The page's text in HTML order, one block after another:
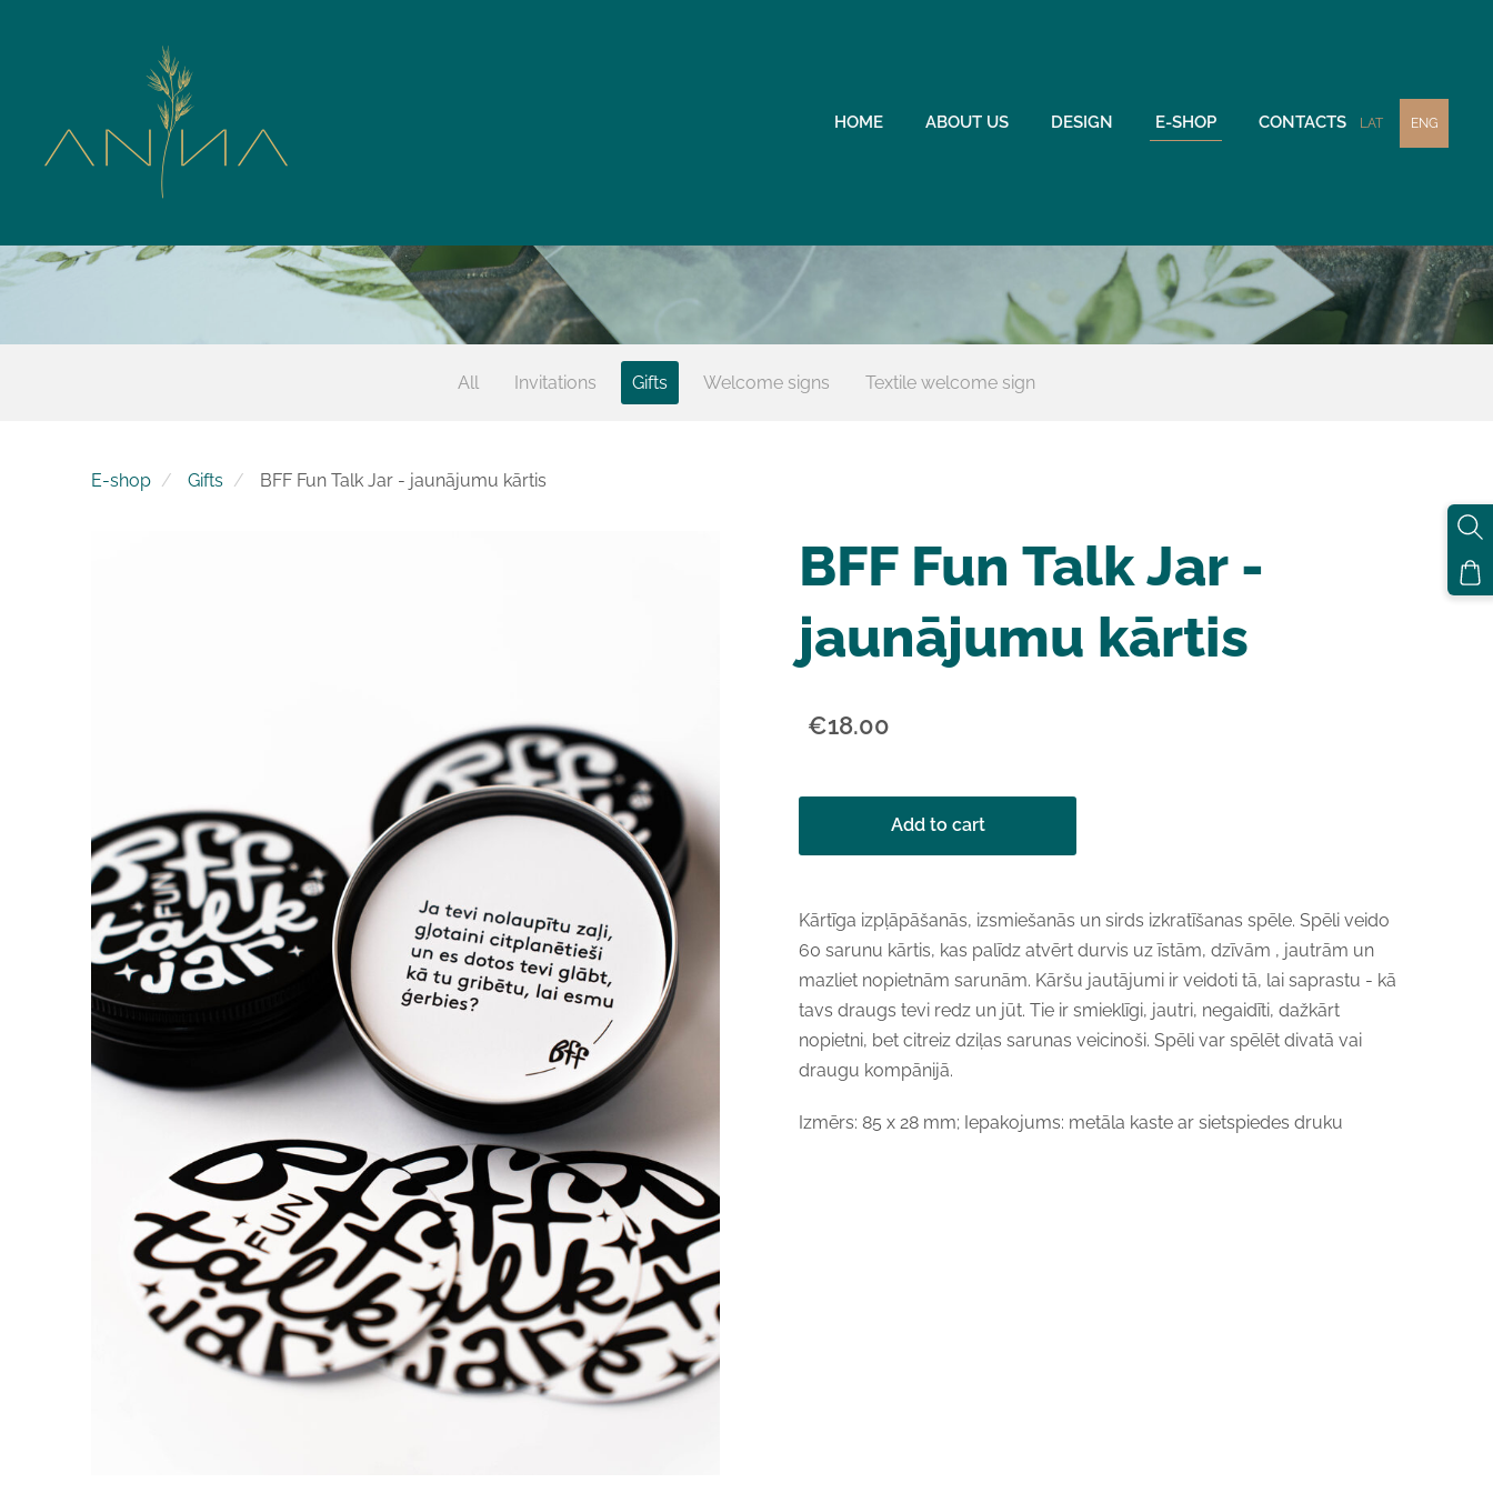
HOME ABOUT US DESIGN E-SHOP CONTACTS LAT ENG
All Invitations Gifts Welcome signs Textile welcome sign
E-shop Gifts BFF Fun Talk Jar - jaunājumu kārtis
BFF Fun Talk Jar -
jaunājumu kārtis
€18.00
Add to cart
Kārtīga izpļāpāšanās, izsmiešanās un sirds izkratīšanas spēle. Spēli veido
60 sarunu kārtis, kas palīdz atvērt durvis uz īstām, dzīvām , jautrām un
mazliet nopietnām sarunām. Kāršu jautājumi ir veidoti tā, lai saprastu - kā
tavs draugs tevi redz un jūt. Tie ir smieklīgi, jautri, negaidīti, dažkārt
nopietni, bet citreiz dziļas sarunas veicinoši. Spēli var spēlēt divatā vai
draugu kompānijā.
Izmērs: 85 x 28 mm; Iepakojums: metāla kaste ar sietspiedes druku